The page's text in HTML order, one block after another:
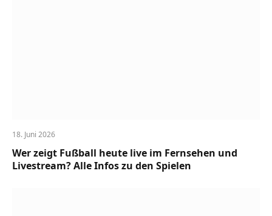
18. Juni 2026
Wer zeigt Fußball heute live im Fernsehen und
Livestream? Alle Infos zu den Spielen